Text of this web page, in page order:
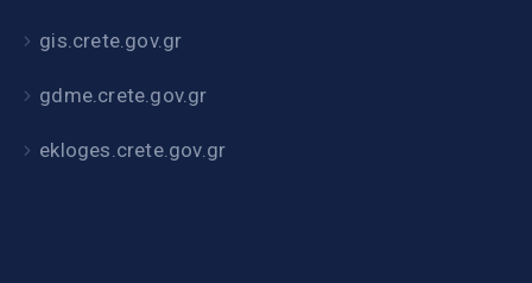
gis.crete.gov.gr
gdme.crete.gov.gr
ekloges.crete.gov.gr